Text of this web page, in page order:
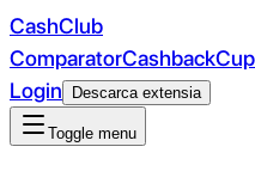
CashClub
ComparatorCashback
Login
Descarca extensia
Toggle menu